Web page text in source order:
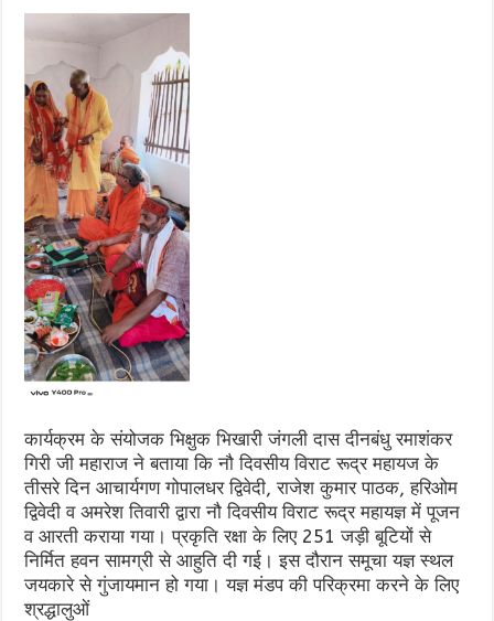
कार्यक्रम के संयोजक भिक्षुक भिखारी जंगली दास दीनबंधु रमाशंकर
गिरी जी महाराज ने बताया कि नौ दिवसीय विराट रूद्र महायज के
तीसरे दिन आचार्यगण गोपालधर द्विवेदी, राजेश कुमार पाठक, हरिओम
द्विवेदी व अमरेश तिवारी द्वारा नौ दिवसीय विराट रूद्र महायज्ञ में पूजन
व आरती कराया गया। प्रकृति रक्षा के लिए 251 जड़ी बूटियों से
निर्मित हवन सामग्री से आहुति दी गई। इस दौरान समूचा यज्ञ स्थल
जयकारे से गुंजायमान हो गया। यज्ञ मंडप की परिक्रमा करने के लिए
श्रद्धालुओं